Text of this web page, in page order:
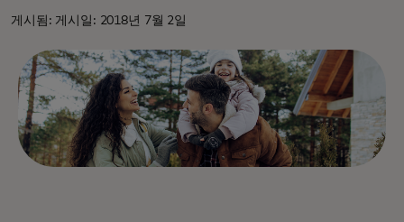
뉴스 & 인사이트
게시됨: 게시일: 2018년 7월 2일